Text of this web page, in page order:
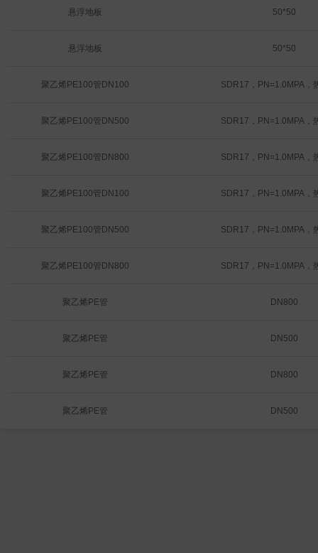
悬浮地板 50*50
悬浮地板 50*50
聚乙烯PE100管DN100 SDR17，PN=1.0MPA，
聚乙烯PE100管DN500 SDR17，PN=1.0MPA，
聚乙烯PE100管DN800 SDR17，PN=1.0MPA，
聚乙烯PE100管DN100 SDR17，PN=1.0MPA，
聚乙烯PE100管DN500 SDR17，PN=1.0MPA，
聚乙烯PE100管DN800 SDR17，PN=1.0MPA，
聚乙烯PE管 DN800
聚乙烯PE管 DN500
聚乙烯PE管 DN800
聚乙烯PE管 DN500